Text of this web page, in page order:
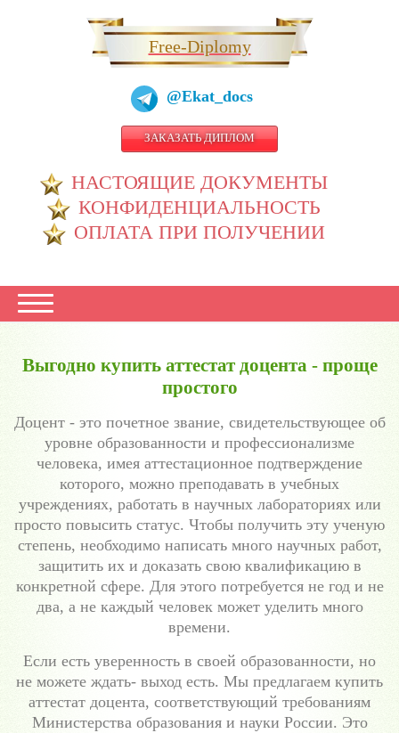
Free-Diplomy
@Ekat_docs
ЗАКАЗАТЬ ДИПЛОМ
НАСТОЯЩИЕ ДОКУМЕНТЫ
КОНФИДЕНЦИАЛЬНОСТЬ
ОПЛАТА ПРИ ПОЛУЧЕНИИ
Выгодно купить аттестат доцента - проще
простого
Доцент - это почетное звание, свидетельствующее об
уровне образованности и профессионализме
человека, имея аттестационное подтверждение
которого, можно преподавать в учебных
учреждениях, работать в научных лабораториях или
просто повысить статус. Чтобы получить эту ученую
степень, необходимо написать много научных работ,
защитить их и доказать свою квалификацию в
конкретной сфере. Для этого потребуется не год и не
два, а не каждый человек может уделить много
времени.
Если есть уверенность в своей образованности, но
не можете ждать- выход есть. Мы предлагаем купить
аттестат доцента, соответствующий требованиям
Министерства образования и науки России. Это